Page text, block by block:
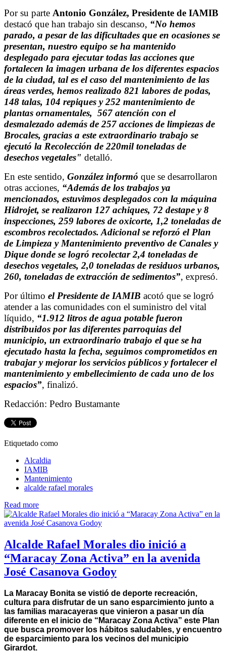
Por su parte Antonio González, Presidente de IAMIB
destacó que han trabajo sin descanso, “No hemos
parado, a pesar de las dificultades que en ocasiones se
presentan, nuestro equipo se ha mantenido
desplegado para ejecutar todas las acciones que
fortalecen la imagen urbana de los diferentes espacios
de la ciudad, tal es el caso del mantenimiento de las
áreas verdes, hemos realizado 821 labores de podas,
148 talas, 104 repiques y 252 mantenimiento de
plantas ornamentales, 567 atención con el
desmalezado además de 257 acciones de limpiezas de
Brocales, gracias a este extraordinario trabajo se
ejecutó la Recolección de 220mil toneladas de
desechos vegetales" detalló.
En este sentido, González informó que se desarrollaron
otras acciones, “Además de los trabajos ya
mencionados, estuvimos desplegados con la máquina
Hidrojet, se realizaron 127 achiques, 72 destape y 8
inspecciones, 259 labores de oxicorte, 1,2 toneladas de
escombros recolectados. Adicional se reforzó el Plan
de Limpieza y Mantenimiento preventivo de Canales y
Dique donde se logró recolectar 2,4 toneladas de
desechos vegetales, 2,0 toneladas de residuos urbanos,
260, toneladas de extracción de sedimentos”, expresó.
Por último el Presidente de IAMIB acotó que se logró
atender a las comunidades con el suministro del vital
líquido, “1.912 litros de agua potable fueron
distribuidos por las diferentes parroquias del
municipio, un extraordinario trabajo el que se ha
ejecutado hasta la fecha, seguimos comprometidos en
trabajar y mejorar los servicios públicos y fortalecer el
mantenimiento y embellecimiento de cada uno de los
espacios”, finalizó.
Redacción: Pedro Bustamante
Etiquetado como
Alcaldia
IAMIB
Mantenimiento
alcalde rafael morales
Read more
Alcalde Rafael Morales dio inició a
“Maracay Zona Activa” en la avenida
José Casanova Godoy
La Maracay Bonita se vistió de deporte recreación,
cultura para disfrutar de un sano esparcimiento junto a
las familias maracayeras que vinieron a pasar un día
diferente en el inicio de “Maracay Zona Activa” este Plan
que busca promover los hábitos saludables, y encuentro
de esparcimiento para los vecinos del municipio
Girardot.